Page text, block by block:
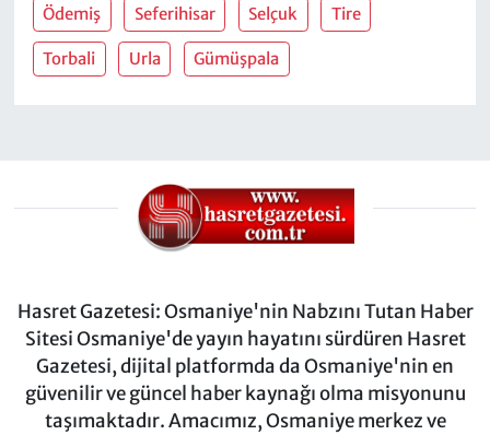
Ödemiş Seferihisar Selçuk Tire
Torbali Urla Gümüşpala
Hasret Gazetesi: Osmaniye'nin Nabzını Tutan Haber
Sitesi Osmaniye'de yayın hayatını sürdüren Hasret
Gazetesi, dijital platformda da Osmaniye'nin en
güvenilir ve güncel haber kaynağı olma misyonunu
taşımaktadır. Amacımız, Osmaniye merkez ve